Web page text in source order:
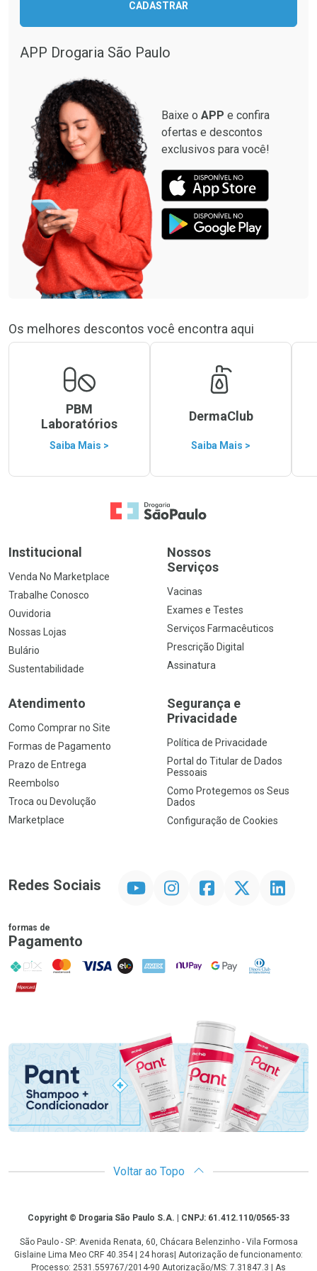
CADASTRAR
APP Drogaria São Paulo
Baixe o APP e confira
ofertas e descontos
exclusivos para você!
Os melhores descontos você encontra aqui
PBM
Laboratórios
Saiba Mais >
DermaClub
Saiba Mais >
Ir para a Home
Institucional
Venda No Marketplace
Trabalhe Conosco
Ouvidoria
Nossas Lojas
Bulário
Sustentabilidade
Nossos
Serviços
Vacinas
Exames e Testes
Serviços Farmacêuticos
Prescrição Digital
Assinatura
Atendimento
Como Comprar no Site
Formas de Pagamento
Prazo de Entrega
Reembolso
Troca ou Devolução
Marketplace
Segurança e
Privacidade
Política de Privacidade
Portal do Titular de Dados
Pessoais
Como Protegemos os Seus
Dados
Configuração de Cookies
Redes Sociais InstagramFacebookTwitter Linkedin
formas de
Pagamento
PIX MasterCard
VISA ELO AMEX NuPay Google PayDiners Club
Hipercard
Promoção em Destaque
Voltar ao Topo
CopyrightCopyright © Drogaria São Paulo S.A. | CNPJ: 61.412.110/0565-33
São Paulo - SP: Avenida Renata, 60, Chácara Belenzinho - Vila Formosa
Gislaine Lima Meo CRF 40.354 | 24 horas| Autorização de funcionamento:
Processo: 2531.559767/2014-90 Autorização/MS: 7.31847.3 | As